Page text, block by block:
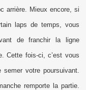
arrière. Mieux encore, si
laps de temps, vous
de franchir la ligne
Cette fois-ci, c’est vous
votre poursuivant.
remporte la partie.